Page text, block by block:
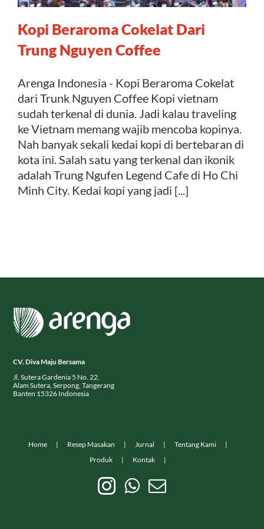
Kontak
Kopi Beraroma Cokelat Dari
Trung Nguyen Coffee
Arenga Indonesia - Kopi Beraroma Cokelat
dari Trunk Nguyen Coffee Kopi vietnam
sudah terkenal di dunia. Jadi kalau traveling
ke Vietnam memang wajib mencoba kopinya.
Nah banyak sekali kedai kopi di bertebaran di
kota ini. Salah satu yang terkenal dan ikonik
adalah Trung Ngufen Legend Cafe di Ho Chi
Minh City. Kedai kopi yang jadi [...]
CV. Diva Maju Bersama
Jl. Sutera Gardenia 5 No. 22,
Alam Sutera, Serpong, Tangerang
Banten 15326 Indonesia
Home Resep Masakan Jurnal
Tentang Kami
Produk
Kontak